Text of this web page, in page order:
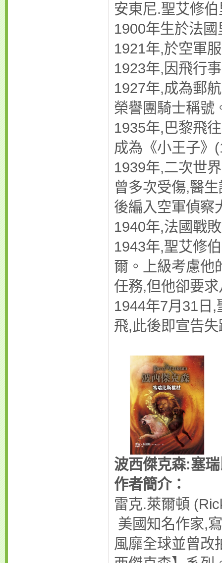
安東尼.聖艾修
1900年生於法國
1921年,於空軍
1923年,因飛行
1927年,成為郵
榮譽團騎士稱號
1935年,巴黎飛
成為《小王子》
1939年,二次世
曾多次受傷,醫
後編入空軍偵察
1940年,法國戰
1943年,聖艾修
爾。上級考慮他
任務,但他卻要
1944年7月31日
飛,此後即宣告
波西傑克森:塞
作者簡介：
雷克.萊爾頓
美國知名作家,
風靡全球並曾改